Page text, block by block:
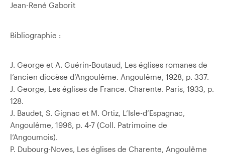
Jean-René Gaborit
Bibliographie :
J. George et A. Guérin-Boutaud, Les églises romanes de
l’ancien diocèse d’Angoulême. Angoulême, 1928, p. 337.
J. George, Les églises de France. Charente. Paris, 1933, p.
128.
J. Baudet, S. Gignac et M. Ortiz, L’Isle-d’Espagnac,
Angoulême, 1996, p. 4-7 (Coll. Patrimoine de
l’Angoumois).
P. Dubourg-Noves, Les églises de Charente, Angoulême